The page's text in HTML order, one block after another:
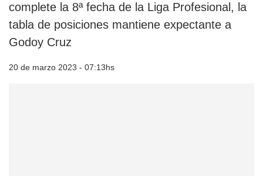
complete la 8ª fecha de la Liga Profesional, la
tabla de posiciones mantiene expectante a
Godoy Cruz
20 de marzo 2023 - 07:13hs